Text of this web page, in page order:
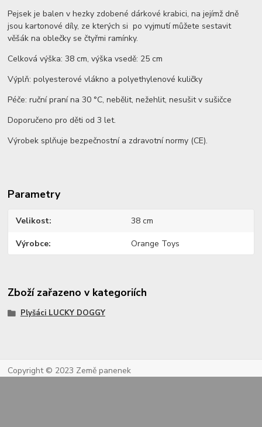
Pejsek je balen v hezky zdobené dárkové krabici, na jejímž dně
jsou kartonové díly, ze kterých si po vyjmutí můžete sestavit
věšák na oblečky se čtyřmi ramínky.
Celková výška: 38 cm, výška vsedě: 25 cm
Výplň: polyesterové vlákno a polyethylenové kuličky
Péče: ruční praní na 30 °C, nebělit, nežehlit, nesušit v sušičce
Doporučeno pro děti od 3 let.
Výrobek splňuje bezpečnostní a zdravotní normy (CE).
Parametry
Velikost 38 cm
Výrobce Orange Toys
Zboží zařazeno v kategoriích
Plyšáci LUCKY DOGGY
Copyright © 2023 Země panenek